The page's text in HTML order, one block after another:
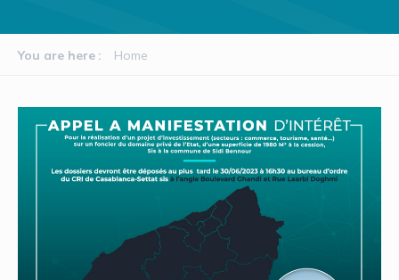
You are here Home